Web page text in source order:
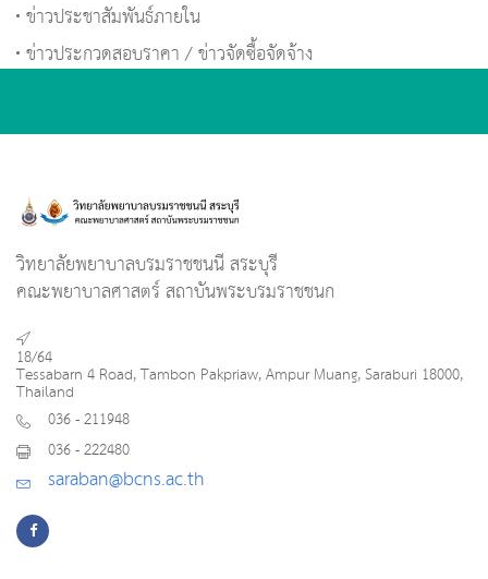
ข่าวประชาสัมพันธ์ภายใน
ข่าวประกวดสอบราคา / ข่าวจัดซื้อจัดจ้าง
วิทยาลัยพยาบาลบรมราชชนนี สระบุรี
คณะพยาบาลศาสตร์ สถาบันพระบรมราชชนก
18/64
Tessabarn 4 Road, Tambon Pakpriaw, Ampur Muang, Saraburi 18000,
Thailand
036 - 211948
036 - 222480
saraban@bcns.ac.th